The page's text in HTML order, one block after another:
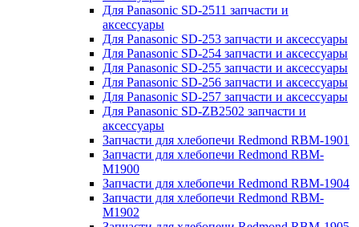
Для Panasonic SD-2511 запчасти и
аксессуары
Для Panasonic SD-253 запчасти и аксессуары
Для Panasonic SD-254 запчасти и аксессуары
Для Panasonic SD-255 запчасти и аксессуары
Для Panasonic SD-256 запчасти и аксессуары
Для Panasonic SD-257 запчасти и аксессуары
Для Panasonic SD-ZB2502 запчасти и
аксессуары
Запчасти для хлебопечи Redmond RBM-1901
Запчасти для хлебопечи Redmond RBM-
M1900
Запчасти для хлебопечи Redmond RBM-1904
Запчасти для хлебопечи Redmond RBM-
M1902